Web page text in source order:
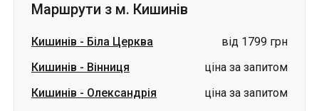
Маршрути з м. Кишинів
Кишинів - Біла Церква
від 1799 грн
Кишинів - Вінниця
ціна за запитом
Кишинів - Олександрія
ціна за запитом